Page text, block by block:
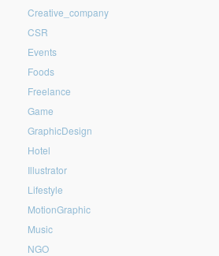
Creative_company
CSR
Events
Foods
Freelance
Game
GraphicDesign
Hotel
Illustrator
Lifestyle
MotionGraphic
Music
NGO